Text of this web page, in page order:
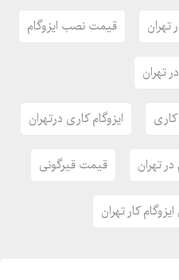
تهران قیمت نصب ایزوگام
تهران
کاری ایزوگام کاری درتهران
تهران قیمت قیرگونی
کار تهران